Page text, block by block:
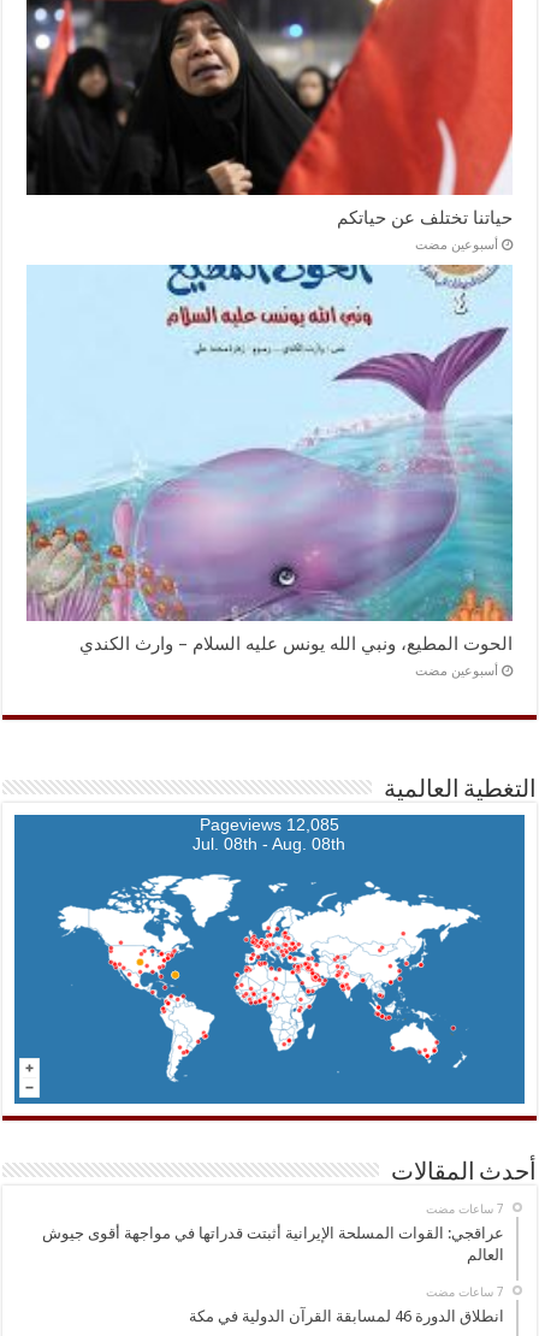
حياتنا تختلف عن حياتكم
‏أسبوعين مضت
الحوت المطيع، ونبي الله يونس عليه السلام – وارث الكندي
‏أسبوعين مضت
التغطية العالمية
12,085 Pageviews
Jul. 08th - Aug. 08th
أحدث المقالات
عراقجي: القوات المسلحة الإيرانية أثبتت قدراتها في مواجهة أقوى جيوش
العالم
انطلاق الدورة 46 لمسابقة القرآن الدولية في مكة